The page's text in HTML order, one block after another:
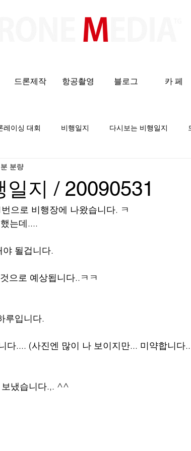
드론제작 항공촬영 블로그 카 페
레이싱 대회 비행일지 다시보는 비행일지
지 / 20090531
분량
으로 비행장에 나왔습니다. ㅋ
는데....
될겁니다.
으로 예상됩니다..ㅋㅋ
루입니다.
다.... (사진엔 많이 나 보이지만... 미약합니
보냈습니다.,. ^^